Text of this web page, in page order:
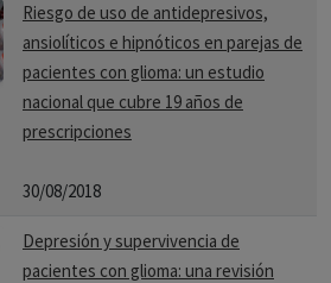
Riesgo de uso de antidepresivos,
ansiolíticos e hipnóticos en parejas de
pacientes con glioma: un estudio
nacional que cubre 19 años de
prescripciones
30/08/2018
Depresión y supervivencia de
pacientes con glioma: una revisión